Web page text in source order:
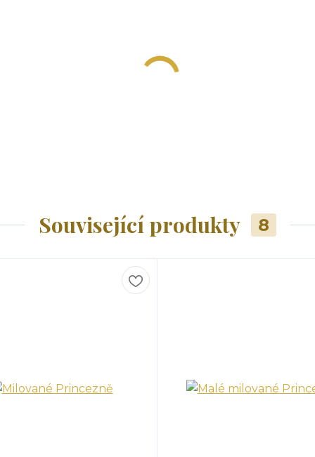
Související produkty 8